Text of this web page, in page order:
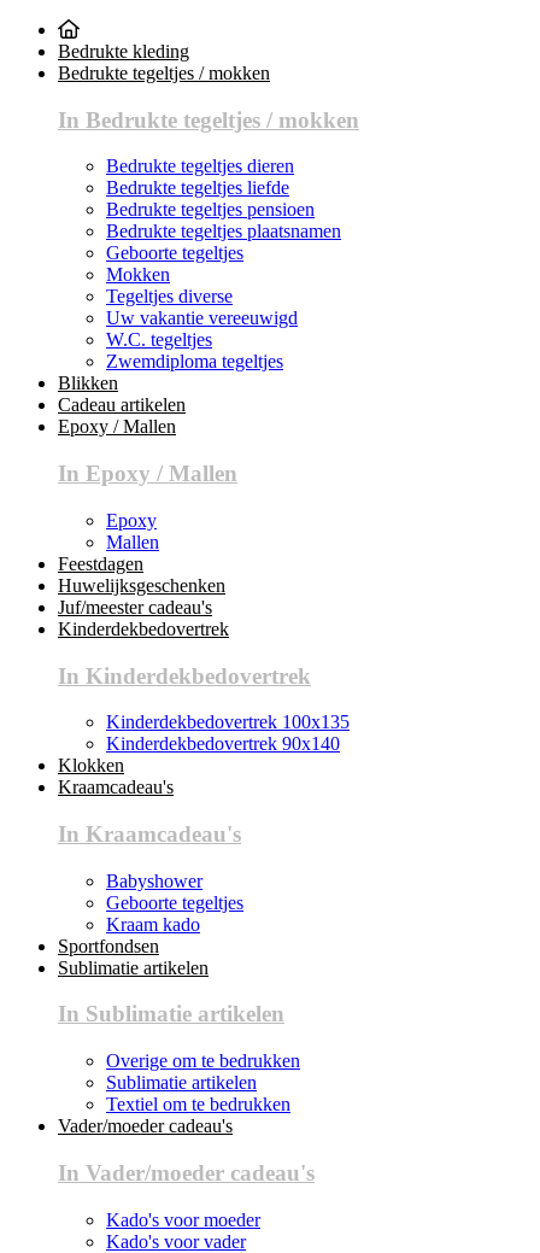
Bedrukte kleding
Bedrukte tegeltjes / mokken
In Bedrukte tegeltjes / mokken
Bedrukte tegeltjes dieren
Bedrukte tegeltjes liefde
Bedrukte tegeltjes pensioen
Bedrukte tegeltjes plaatsnamen
Geboorte tegeltjes
Mokken
Tegeltjes diverse
Uw vakantie vereeuwigd
W.C. tegeltjes
Zwemdiploma tegeltjes
Blikken
Cadeau artikelen
Epoxy / Mallen
In Epoxy / Mallen
Epoxy
Mallen
Feestdagen
Huwelijksgeschenken
Juf/meester cadeau's
Kinderdekbedovertrek
In Kinderdekbedovertrek
Kinderdekbedovertrek 100x135
Kinderdekbedovertrek 90x140
Klokken
Kraamcadeau's
In Kraamcadeau's
Babyshower
Geboorte tegeltjes
Kraam kado
Sportfondsen
Sublimatie artikelen
In Sublimatie artikelen
Overige om te bedrukken
Sublimatie artikelen
Textiel om te bedrukken
Vader/moeder cadeau's
In Vader/moeder cadeau's
Kado's voor moeder
Kado's voor vader